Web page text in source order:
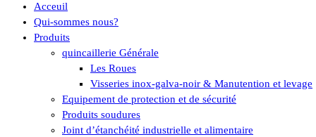
Acceuil
Qui-sommes nous?
Produits
quincaillerie Générale
Les Roues
Visseries inox-galva-noir & Manutention et levage
Equipement de protection et de sécurité
Produits soudures
Joint d’étanchéité industrielle et alimentaire